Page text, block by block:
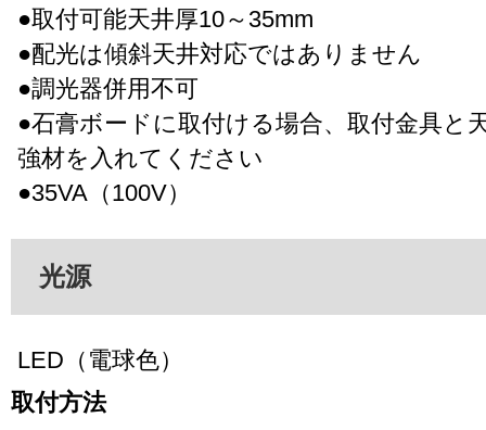
●取付可能天井厚10～35mm
●配光は傾斜天井対応ではありません
●調光器併用不可
●石膏ボードに取付ける場合、取付金具と
強材を入れてください
●35VA（100V）
光源
LED（電球色）
取付方法